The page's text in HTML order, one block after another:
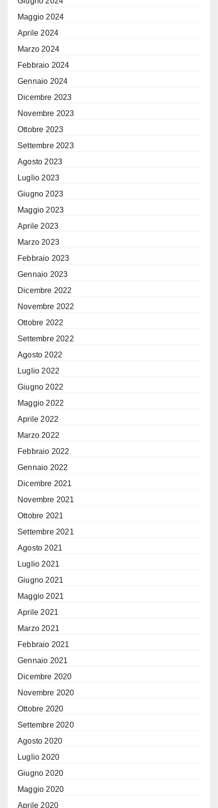
Maggio 2024
Aprile 2024
Marzo 2024
Febbraio 2024
Gennaio 2024
Dicembre 2023
Novembre 2023
Ottobre 2023
Settembre 2023
Agosto 2023
Luglio 2023
Giugno 2023
Maggio 2023
Aprile 2023
Marzo 2023
Febbraio 2023
Gennaio 2023
Dicembre 2022
Novembre 2022
Ottobre 2022
Settembre 2022
Agosto 2022
Luglio 2022
Giugno 2022
Maggio 2022
Aprile 2022
Marzo 2022
Febbraio 2022
Gennaio 2022
Dicembre 2021
Novembre 2021
Ottobre 2021
Settembre 2021
Agosto 2021
Luglio 2021
Giugno 2021
Maggio 2021
Aprile 2021
Marzo 2021
Febbraio 2021
Gennaio 2021
Dicembre 2020
Novembre 2020
Ottobre 2020
Settembre 2020
Agosto 2020
Luglio 2020
Giugno 2020
Maggio 2020
Aprile 2020